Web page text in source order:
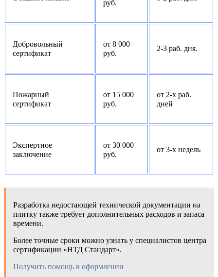
руб.
Добровольный
сертификат
от 8 000
руб.
2-3 раб. дня.
Пожарный
сертификат
от 15 000
руб.
от 2-х раб.
дней
Экспертное
заключение
от 30 000
руб.
от 3-х недель
Разработка недостающей технической документации на
плитку также требует дополнительных расходов и запаса
времени.
Более точные сроки можно узнать у специалистов центра
сертификации «НТД Стандарт».
Получить помощь в оформлении